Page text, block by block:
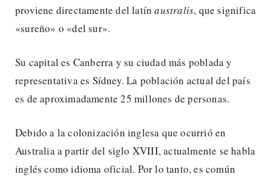
proviene directamente del latínaustralis, que significa
«sureño» o «del sur».
Su capital es Canberra y su ciudad más poblada y
representativa es Sídney. La población actual del país
es de aproximadamente 25 millones de personas.
Debido a la colonización inglesa que ocurrió en
Australia a partir del siglo XVIII, actualmente se habla
inglés como idioma oficial. Por lo tanto, es común